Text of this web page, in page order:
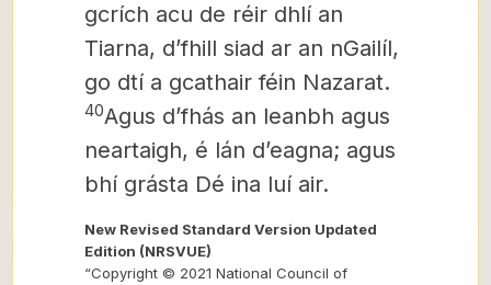
gcrích acu de réir dhlí an
Tiarna, dʼfhill siad ar an nGailíl,
go dtí a gcathair féin Nazarat.
40Agus dʼfhás an leanbh agus
neartaigh, é lán dʼeagna; agus
bhí grásta Dé ina luí air.
New Revised Standard Version Updated
Edition (NRSVUE)
“Copyright © 2021 National Council of